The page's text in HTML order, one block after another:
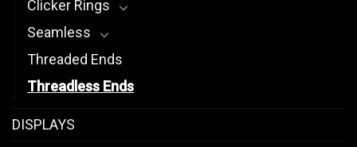
Clicker Rings
Seamless
Threaded Ends
Threadless Ends
DISPLAYS